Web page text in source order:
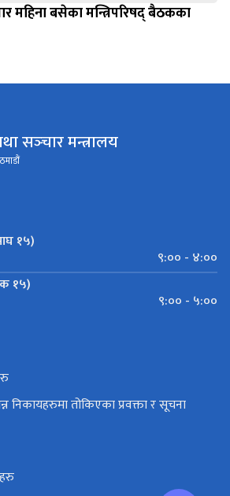
बसेका मन्त्रिपरिषद् बैठकका
सञ्‍चार मन्त्रालय
१५)
९:०० - ४:००
१५)
९:०० - ५:००
निकायहरुमा तोकिएका प्रवक्ता र सूचना